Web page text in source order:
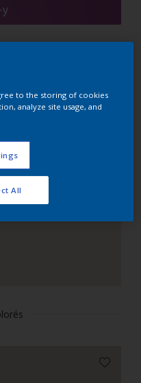
to the storing of cookies
analyze site usage, and
All